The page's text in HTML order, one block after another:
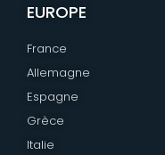
EUROPE
France
Allemagne
Espagne
Grèce
Italie